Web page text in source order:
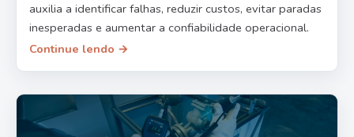
auxilia a identificar falhas, reduzir custos, evitar paradas
inesperadas e aumentar a confiabilidade operacional.
Continue lendo →